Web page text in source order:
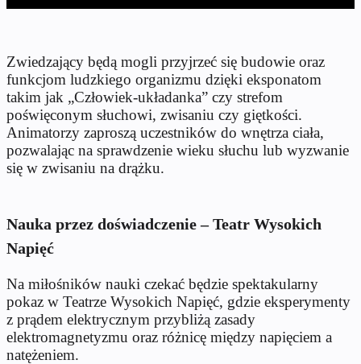
Zwiedzający będą mogli przyjrzeć się budowie oraz
funkcjom ludzkiego organizmu dzięki eksponatom
takim jak „Człowiek-układanka” czy strefom
poświęconym słuchowi, zwisaniu czy giętkości.
Animatorzy zaproszą uczestników do wnętrza ciała,
pozwalając na sprawdzenie wieku słuchu lub wyzwanie
się w zwisaniu na drążku.
Nauka przez doświadczenie – Teatr Wysokich
Napięć
Na miłośników nauki czekać będzie spektakularny
pokaz w Teatrze Wysokich Napięć, gdzie eksperymenty
z prądem elektrycznym przybliżą zasady
elektromagnetyzmu oraz różnicę między napięciem a
natężeniem.